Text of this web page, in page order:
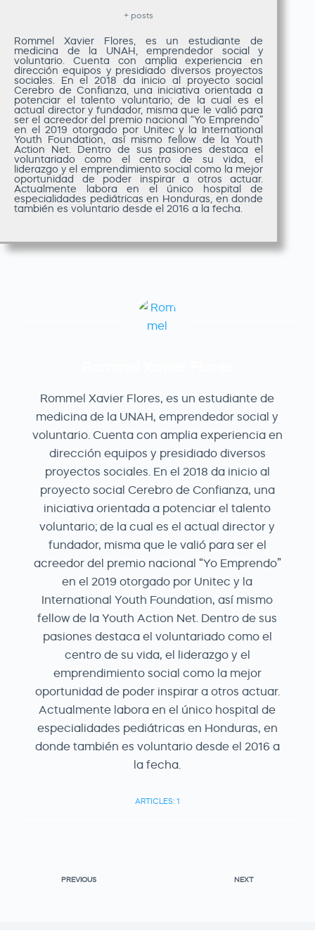
+ posts
Rommel Xavier Flores, es un estudiante de
medicina de la UNAH, emprendedor social y
voluntario. Cuenta con amplia experiencia en
dirección equipos y presidiado diversos proyectos
sociales. En el 2018 da inicio al proyecto social
Cerebro de Confianza, una iniciativa orientada a
potenciar el talento voluntario; de la cual es el
actual director y fundador, misma que le valió para
ser el acreedor del premio nacional “Yo Emprendo”
en el 2019 otorgado por Unitec y la International
Youth Foundation, así mismo fellow de la Youth
Action Net. Dentro de sus pasiones destaca el
voluntariado como el centro de su vida, el
liderazgo y el emprendimiento social como la mejor
oportunidad de poder inspirar a otros actuar.
Actualmente labora en el único hospital de
especialidades pediátricas en Honduras, en donde
también es voluntario desde el 2016 a la fecha.
Rommel Xavier Flores, es un estudiante de
medicina de la UNAH, emprendedor social y
voluntario. Cuenta con amplia experiencia en
dirección equipos y presidiado diversos
proyectos sociales. En el 2018 da inicio al
proyecto social Cerebro de Confianza, una
iniciativa orientada a potenciar el talento
voluntario; de la cual es el actual director y
fundador, misma que le valió para ser el
acreedor del premio nacional “Yo Emprendo”
en el 2019 otorgado por Unitec y la
International Youth Foundation, así mismo
fellow de la Youth Action Net. Dentro de sus
pasiones destaca el voluntariado como el
centro de su vida, el liderazgo y el
emprendimiento social como la mejor
oportunidad de poder inspirar a otros actuar.
Actualmente labora en el único hospital de
especialidades pediátricas en Honduras, en
donde también es voluntario desde el 2016 a
la fecha.
ARTICLES: 1
PREVIOUS NEXT